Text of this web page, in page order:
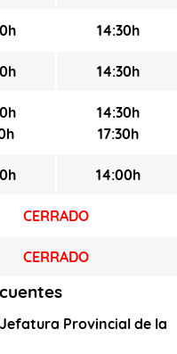
14:30h
14:30h
14:30h
17:30h
14:00h
CERRADO
CERRADO
Provincial de la